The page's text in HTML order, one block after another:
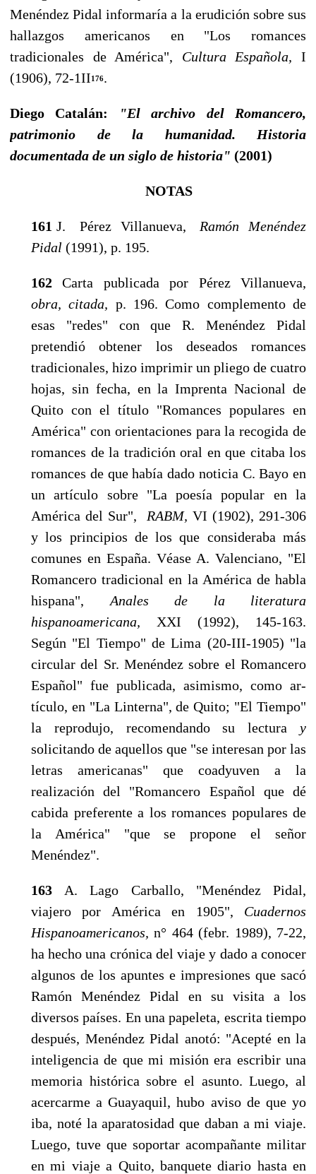
Menéndez Pidal informaría a la erudición sobre sus
hallazgos americanos en "Los roman­ces
tradicionales de América", Cultura Española,I
(1906), 72-1II176.
Diego Catalán:
"El archivo del Romancero,
patrimonio de la humanidad. Historia
documentada de un siglo de historia" (2001)
NOTAS
161J. Pérez Villanueva, Ramón Menéndez
Pidal (1991), p. 195.
162Carta publicada por Pérez Villanueva,
obra, cita­da, p. 196. Como complemento de
esas "redes" con que R. Menéndez Pidal
pretendió obtener los desea­dos romances
tradicionales, hizo imprimir un pliego de cuatro
hojas, sin fecha, en la Imprenta Nacional de
Quito con el título "Romances populares en
América" con orientaciones para la recogida de
romances de la tradición oral en que citaba los
romances de que ha­bía dado noticia C. Bayo en
un artículo sobre "La po­esía popular en la
América del Sur", RABM, VI (1902), 291-306
y los principios de los que conside­raba más
comunes en España. Véase A. Valenciano, "El
Romancero tradicional en la América de habla
hispana", Anales de la literatura
hispanoamericana, XXI (1992), 145-163.
Según "El Tiempo" de Lima (20-III-1905) "la
circular del Sr. Menéndez sobre el Ro­mancero
Español" fue publicada, asimismo, como ar­
tículo, en "La Linterna", de Quito; "El Tiempo"
la reprodujo, recomendando su lectura y
solicitando de aquellos que "se interesan por las
letras americanas" que coadyuven a la
realización del "Romancero Espa­ñol que dé
cabida preferente a los romances populares de
la América" "que se propone el señor
Menéndez".
163 A. Lago Carballo, "Menéndez Pidal,
viajero por América en 1905", Cuadernos
Hispanoamericanos,n° 464 (febr. 1989), 7-22,
ha hecho una crónica del via­je y dado a conocer
algunos de los apuntes e impre­siones que sacó
Ramón Menéndez Pidal en su visita a los
diversos países. En una papeleta, escrita tiempo
después, Menéndez Pidal anotó: "Acepté en la
inteli­gencia de que mi misión era escribir una
memoria histórica sobre el asunto. Luego, al
acercarme a Gua­yaquil, hubo aviso de que yo
iba, noté la aparatosidad que daban a mi viaje.
Luego, tuve que soportar acompañante militar
en mi viaje a Quito, banquete diario hasta en